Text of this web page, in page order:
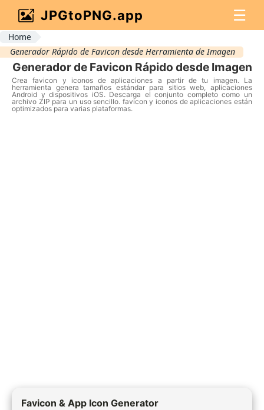
JPGtoPNG.app ☰
Home
Generador Rápido de Favicon desde Herramienta de Imagen
Generador de Favicon Rápido desde Imagen
Crea favicon y iconos de aplicaciones a partir de tu imagen. La
herramienta genera tamaños estándar para sitios web, aplicaciones
Android y dispositivos iOS. Descarga el conjunto completo como un
archivo ZIP para un uso sencillo. favicon y iconos de aplicaciones están
optimizados para varias plataformas.
Favicon & App Icon Generator